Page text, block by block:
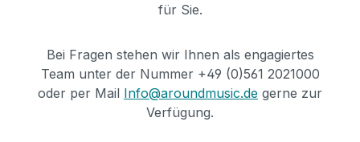
für Sie.
Bei Fragen stehen wir Ihnen als engagiertes
Team unter der Nummer +49 (0)561 2021000
oder per Mail Info@aroundmusic.de gerne zur
Verfügung.